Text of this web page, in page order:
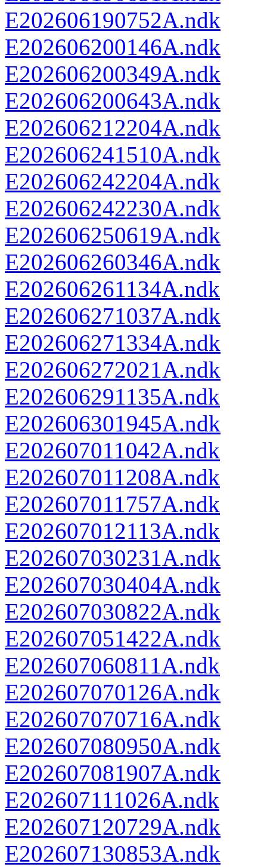
E202606190752A.ndk
E202606200146A.ndk
E202606200349A.ndk
E202606200643A.ndk
E202606212204A.ndk
E202606241510A.ndk
E202606242204A.ndk
E202606242230A.ndk
E202606250619A.ndk
E202606260346A.ndk
E202606261134A.ndk
E202606271037A.ndk
E202606271334A.ndk
E202606272021A.ndk
E202606291135A.ndk
E202606301945A.ndk
E202607011042A.ndk
E202607011208A.ndk
E202607011757A.ndk
E202607012113A.ndk
E202607030231A.ndk
E202607030404A.ndk
E202607030822A.ndk
E202607051422A.ndk
E202607060811A.ndk
E202607070126A.ndk
E202607070716A.ndk
E202607080950A.ndk
E202607081907A.ndk
E202607111026A.ndk
E202607120729A.ndk
E202607130853A.ndk